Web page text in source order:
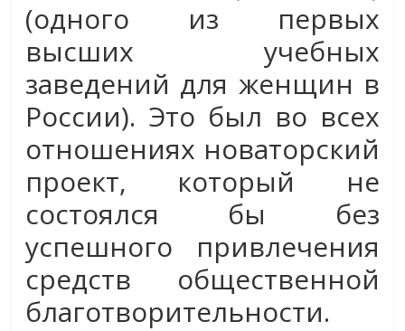
(одного из первых
высших учебных
заведений для женщин в
России). Это был во всех
отношениях новаторский
проект, который не
состоялся бы без
успешного привлечения
средств общественной
благотворительности.